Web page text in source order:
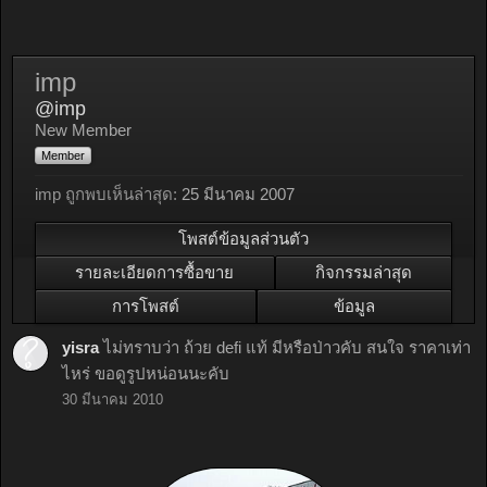
imp
@imp
New Member
Member
imp ถูกพบเห็นล่าสุด: 25 มีนาคม 2007
โพสต์ข้อมูลส่วนตัว
รายละเอียดการซื้อขาย
กิจกรรมล่าสุด
การโพสต์
ข้อมูล
yisra ไม่ทราบว่า ถ้วย defi แท้ มีหรือป่าวคับ สนใจ ราคาเท่า
ไหร่ ขอดูรูปหน่อนนะคับ
30 มีนาคม 2010